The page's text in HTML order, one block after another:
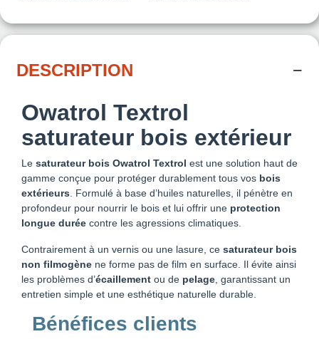
DESCRIPTION
Owatrol Textrol
saturateur bois extérieur
Le saturateur bois Owatrol Textrol est une solution haut de
gamme conçue pour protéger durablement tous vos bois
extérieurs . Formulé à base d’huiles naturelles, il pénètre en
profondeur pour nourrir le bois et lui offrir une protection
longue durée contre les agressions climatiques.
Contrairement à un vernis ou une lasure, ce saturateur bois
non filmogène ne forme pas de film en surface. Il évite ainsi
les problèmes d’écaillement ou de pelage , garantissant un
entretien simple et une esthétique naturelle durable.
Bénéfices clients